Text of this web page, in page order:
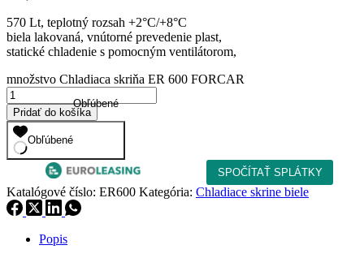
570 Lt, teplotný rozsah +2°C/+8°C
biela lakovaná, vnútorné prevedenie plast,
statické chladenie s pomocným ventilátorom,
množstvo Chladiaca skriňa ER 600 FORCAR
Pridať do košíka
Obľúbené
Obľúbené
Katalógové číslo: ER600 Kategória: Chladiace skrine biele
Popis